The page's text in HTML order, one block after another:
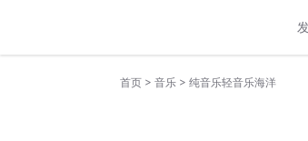
首页 > 音乐 > 纯音乐轻音乐海洋